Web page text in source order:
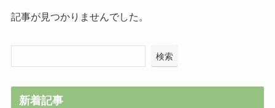
記事が見つかりませんでした。
検索
新着記事